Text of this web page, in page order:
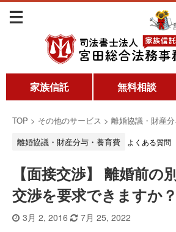
家族信託 無料相談
TOP > その他のサービス > 離婚協議・財産
離婚協議・財産分与・養育費
よくある質問
【面接交渉】 離婚前の
交渉を要求できますか？
3月 2, 2016 7月 25, 2022